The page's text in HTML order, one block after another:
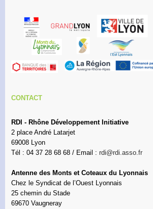
CONTACT
RDI - Rhône Développement Initiative
2 place André Latarjet
69008 Lyon
Tél : 04 37 28 68 68 / Email : rdi@rdi.asso.fr
Antenne des Monts et Coteaux du Lyonnais
Chez le Syndicat de l’Ouest Lyonnais
25 chemin du Stade
69670 Vaugneray